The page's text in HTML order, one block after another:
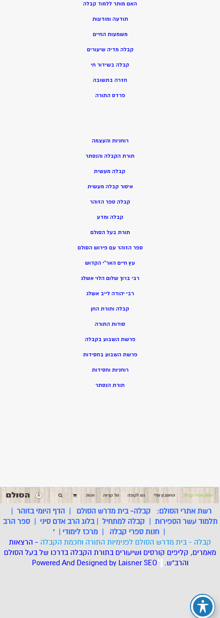
האם מותר ללמוד קבלה
תודעה ומודעות
משמעות החיים
קבלה מדיה שיעורים
קבלה בשידור חי
חזרה בתשובה
פרדס התורה
רוחניות והעצמה
תורת הקבלה והנסתר
קבלה מעשית
איסור קבלה מעשית
קבלה ספר הזוהר
קבלה ומדע
תורת בעל הסולם
ספר הזוהר עם פירוש הסולם
עץ חיים האר”י הקדוש
רבי ברוך שלום הלוי אשלג
רבי יהודה לייב אשלג
קבלה ותורת החן
סודות התורה
פרשת השבוע בקבלה
פרשת השבוע בחסידות
רוחניות וחסידות
תורת הנסתר
רשת אתרי הסולם: קבלה- בית מדרש הסולם |הדף היומי בזוהר |
תלמוד עשר הספירות | קבלה למתחיל |בלוג הרב אדם סיני |ספר הרב
| חנות ספרי קבלה | מרכז לימודי |
'
קבלה - בית מדרש הסולם לפנימיות התורה וחכמת הקבלה - הרצאות
מאמרים, קליפים קורסים ושיעורים בתורת הקבלה בדרכו של בעל הסולם
והרב"ש. *
Powered And Designed by LaisnerSEO